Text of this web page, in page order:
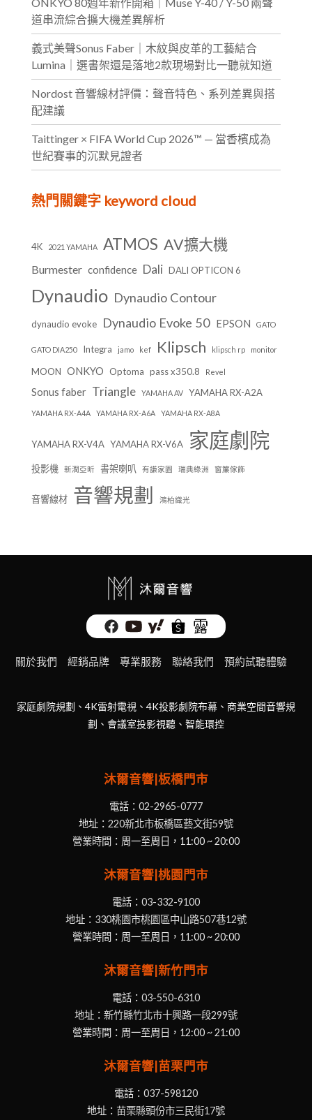
道串流綜合擴大機差異解析
義式美聲Sonus Faber｜木紋與皮革的工藝結合
Lumina｜選書架還是落地2款現場對比一聽就知道
Nordost 音響線材評價：聲音特色、系列差異與搭
配建議
Taittinger × FIFA World Cup 2026™ — 當香檳成為
世紀賽事的沉默見證者
熱門關鍵字 keyword cloud
4K 2021 YAMAHA ATMOS AV擴大機
Burmester confidence Dali DALI OPTICON 6
Dynaudio Dynaudio Contour
dynaudio evoke Dynaudio Evoke 50 EPSON GATO
GATO DIA250 Integra jamo kef Klipsch klipsch rp monitor
MOON ONKYO Optoma pass x350.8 Revel
Sonus faber Triangle YAMAHA AV YAMAHA RX-A2A
YAMAHA RX-A4A YAMAHA RX-A6A YAMAHA RX-A8A
YAMAHA RX-V4A YAMAHA RX-V6A 家庭劇院
投影機 新潤亞昕 書架喇叭 有謙家園 瑞典綠洲 窗簾傢飾
音響線材 音響規劃 鴻柏織光
關於我們 經銷品牌 專業服務 聯絡我們 預約試聽體驗
家庭劇院規劃、4K雷射電視、4K投影劇院布幕、商業空間音響規
劃、會議室投影視聽、智能環控
沐爾音響|板橋門市
電話： 02-2965-0777
地址： 220新北市板橋區藝文街59號
營業時間：周一至周日，11:00 ~ 20:00
沐爾音響|桃園門市
電話： 03-332-9100
地址： 330桃園市桃園區中山路507巷12號
營業時間：周一至周日，11:00 ~ 20:00
沐爾音響|新竹門市
電話： 03-550-6310
地址： 新竹縣竹北市十興路一段299號
營業時間：周一至周日，12:00 ~ 21:00
沐爾音響|苗栗門市
電話： 037-598120
地址： 苗栗縣頭份市三民街17號